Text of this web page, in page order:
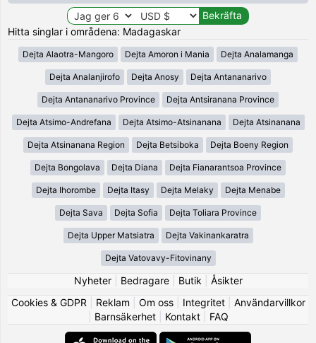
Hitta singlar i områdena: Madagaskar
Dejta Alaotra-Mangoro Dejta Amoron i Mania Dejta Analamanga
Dejta Analanjirofo Dejta Anosy Dejta Antananarivo
Dejta Antananarivo Province Dejta Antsiranana Province
Dejta Atsimo-Andrefana Dejta Atsimo-Atsinanana Dejta Atsinanana
Dejta Atsinanana Region Dejta Betsiboka Dejta Boeny Region
Dejta Bongolava Dejta Diana Dejta Fianarantsoa Province
Dejta Ihorombe Dejta Itasy Dejta Melaky Dejta Menabe
Dejta Sava Dejta Sofia Dejta Toliara Province
Dejta Upper Matsiatra Dejta Vakinankaratra
Dejta Vatovavy-Fitovinany
Nyheter| Bedragare| Butik
Åsikter
Cookies & GDPR
Reklam Om oss| Integritet| Användarvillkor
Barnsäkerhet| Kontakt| FAQ